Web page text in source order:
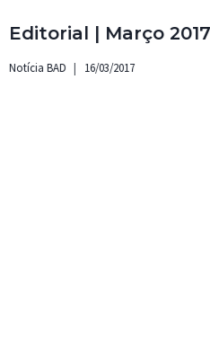
Editorial | Março 2017
Notícia BAD 16/03/2017